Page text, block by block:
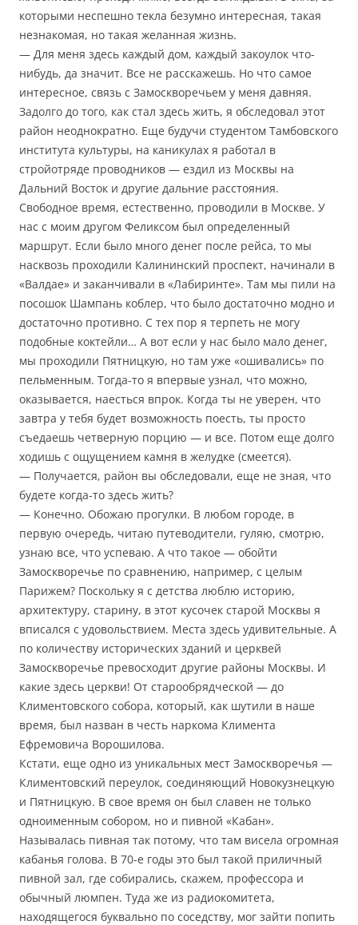
которыми неспешно текла безумно интересная, такая
незнакомая, но такая желанная жизнь.
— Для меня здесь каждый дом, каждый закоулок что-
нибудь, да значит. Все не расскажешь. Но что самое
интересное, связь с Замоскворечьем у меня давняя.
Задолго до того, как стал здесь жить, я обследовал этот
район неоднократно. Еще будучи студентом Тамбовского
института культуры, на каникулах я работал в
стройотряде проводников — ездил из Москвы на
Дальний Восток и другие дальние расстояния.
Свободное время, естественно, проводили в Москве. У
нас с моим другом Феликсом был определенный
маршрут. Если было много денег после рейса, то мы
насквозь проходили Калининский проспект, начинали в
«Валдае» и заканчивали в «Лабиринте». Там мы пили на
посошок Шампань коблер, что было достаточно модно и
достаточно противно. С тех пор я терпеть не могу
подобные коктейли… А вот если у нас было мало денег,
мы проходили Пятницкую, но там уже «ошивались» по
пельменным. Тогда-то я впервые узнал, что можно,
оказывается, наесться впрок. Когда ты не уверен, что
завтра у тебя будет возможность поесть, ты просто
съедаешь четверную порцию — и все. Потом еще долго
ходишь с ощущением камня в желудке (смеется).
— Получается, район вы обследовали, еще не зная, что
будете когда-то здесь жить?
— Конечно. Обожаю прогулки. В любом городе, в
первую очередь, читаю путеводители, гуляю, смотрю,
узнаю все, что успеваю. А что такое — обойти
Замоскворечье по сравнению, например, с целым
Парижем? Поскольку я с детства люблю историю,
архитектуру, старину, в этот кусочек старой Москвы я
вписался с удовольствием. Места здесь удивительные. А
по количеству исторических зданий и церквей
Замоскворечье превосходит другие районы Москвы. И
какие здесь церкви! От старообрядческой — до
Климентовского собора, который, как шутили в наше
время, был назван в честь наркома Климента
Ефремовича Ворошилова.
Кстати, еще одно из уникальных мест Замоскворечья —
Климентовский переулок, соединяющий Новокузнецкую
и Пятницкую. В свое время он был славен не только
одноименным собором, но и пивной «Кабан».
Называлась пивная так потому, что там висела огромная
кабанья голова. В 70-е годы это был такой приличный
пивной зал, где собирались, скажем, профессора и
обычный люмпен. Туда же из радиокомитета,
находящегося буквально по соседству, мог зайти попить